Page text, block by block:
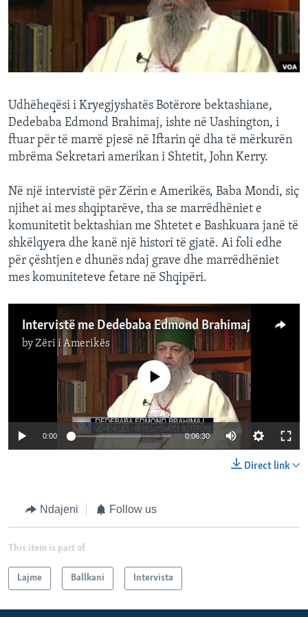
DITARI
Udhëheqësi i Kryegjyshatës Botërore bektashiane,
Dedebaba Edmond Brahimaj, ishte në Uashington, i
ftuar për të marrë pjesë në Iftarin që dha të mërkurën
mbrëma Sekretari amerikan i Shtetit, John Kerry.
Në një intervistë për Zërin e Amerikës, Baba Mondi, siç
njihet ai mes shqiptarëve, tha se marrëdhëniet e
komunitetit bektashian me Shtetet e Bashkuara janë të
shkëlqyera dhe kanë një histori të gjatë. Ai foli edhe
për çështjen e dhunës ndaj grave dhe marrëdhëniet
mes komuniteteve fetare në Shqipëri.
Intervistë me Dedebaba Edmond Brahimaj
byZëri i Amerikës
No media source currently available
0:00 0:06:30
Direct link
Ndajeni Follow us
This item is part of
Lajme Ballkani Intervista